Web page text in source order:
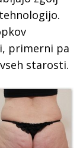
primerni pa
starosti.